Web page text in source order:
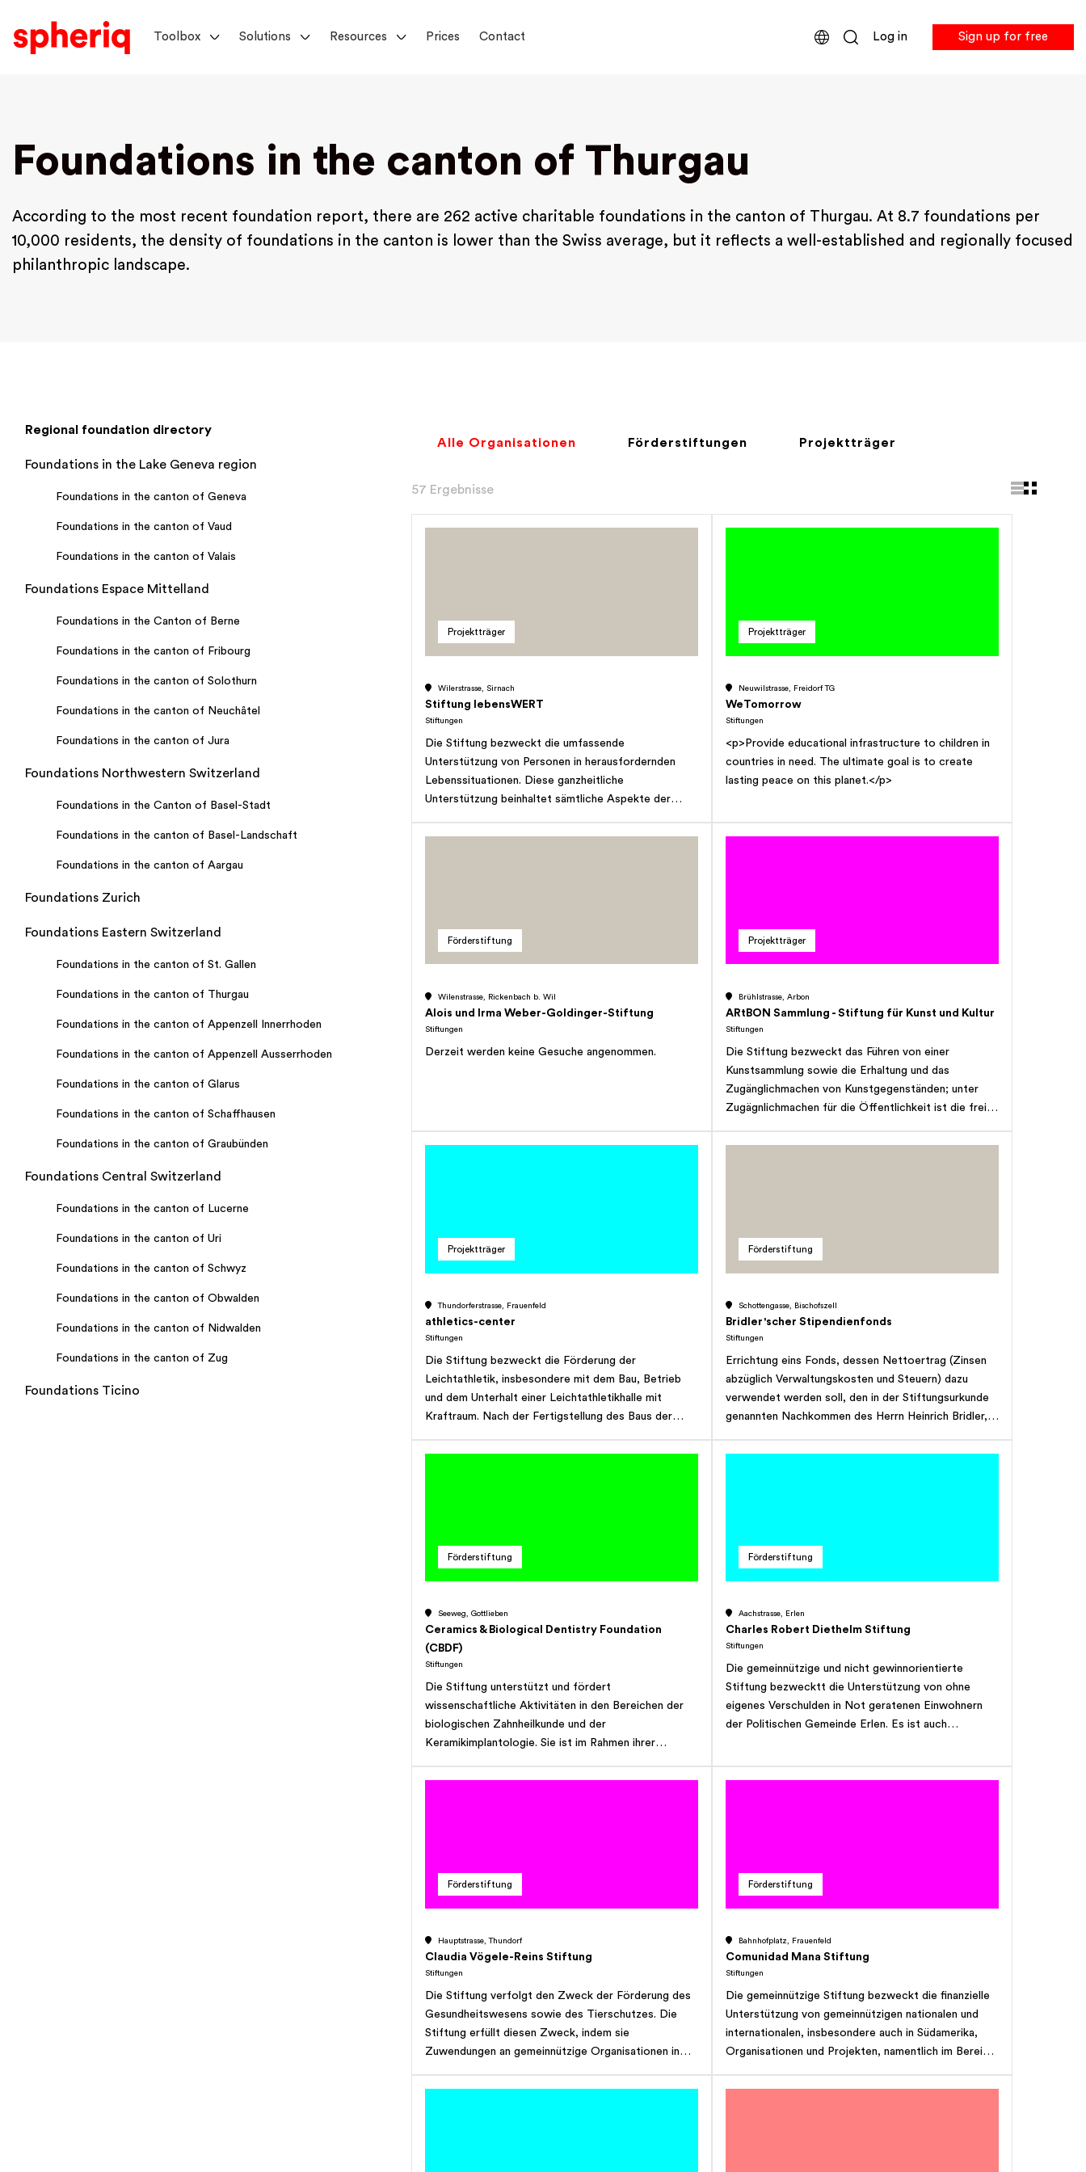
Toolbox Solutions Resources Prices Contact Log in Sign up for free
Foundations in the canton of Thurgau
According to the most recent foundation report, there are 262 active charitable foundations in the canton of Thurgau. At 8.7 foundations per
10,000 residents, the density of foundations in the canton is lower than the Swiss average, but it reflects a well-established and regionally focused
philanthropic landscape.
Regional foundation directory
Foundations in the Lake Geneva region
Foundations in the canton of Geneva
Foundations in the canton of Vaud
Foundations in the canton of Valais
Foundations Espace Mittelland
Foundations in the Canton of Berne
Foundations in the canton of Fribourg
Foundations in the canton of Solothurn
Foundations in the canton of Neuchâtel
Foundations in the canton of Jura
Foundations Northwestern Switzerland
Foundations in the Canton of Basel-Stadt
Foundations in the canton of Basel-Landschaft
Foundations in the canton of Aargau
Foundations Zurich
Foundations Eastern Switzerland
Foundations in the canton of St. Gallen
Foundations in the canton of Thurgau
Foundations in the canton of Appenzell Innerrhoden
Foundations in the canton of Appenzell Ausserrhoden
Foundations in the canton of Glarus
Foundations in the canton of Schaffhausen
Foundations in the canton of Graubünden
Foundations Central Switzerland
Foundations in the canton of Lucerne
Foundations in the canton of Uri
Foundations in the canton of Schwyz
Foundations in the canton of Obwalden
Foundations in the canton of Nidwalden
Foundations in the canton of Zug
Foundations Ticino
Alle Organisationen Förderstiftungen Projektträger
57 Ergebnisse
Projektträger
Wilerstrasse, Sirnach
Stiftung lebensWERT
Stiftungen
Die Stiftung bezweckt die umfassende
Unterstützung von Personen in herausfordernden
Lebenssituationen. Diese ganzheitliche
Unterstützung beinhaltet sämtliche Aspekte der
Wohnen, Finanzen, praktische Lebenshilfe, Freizeit
weiteren zweckmässigen Angeboten dahingehend
unterstützen, eine bestmögliche soziale Integration
in unsere Gesellschaft zu erreichen. Die Stiftung kann
Schulungsangebote für Familien anbieten,
unterstützen resp. fördern mit dem Ziel, die Familie
Gesellschaft zu stärken. Die Stiftung kann zu diesem
dazu notwendige Infrastruktur bereitstellen. Sie kann
Ostschweiz tätig.
Projektträger
Neuwilstrasse, Freidorf TG
WeTomorrow
Stiftungen
<p>Provide educational infrastructure to children in
countries in need. The ultimate goal is to create
lasting peace on this planet.</p>
Förderstiftung
Wilenstrasse, Rickenbach b. Wil
Alois und Irma Weber-Goldinger-Stiftung
Stiftungen
Derzeit werden keine Gesuche angenommen.
Projektträger
Brühlstrasse, Arbon
ARtBON Sammlung - Stiftung für Kunst und Kultur
Stiftungen
Die Stiftung bezweckt das Führen von einer
Kunstsammlung sowie die Erhaltung und das
Zugänglichmachen von Kunstgegenständen; unter
Zugägnlichmachen für die Öffentlichkeit ist die freie
Kunstsammlungen, insbesondere der Sammlung an
erweitert. Die Stiftung kann die
Sammlungsgegenstände öffentlichen Ausstellungen
als Leihgaben zur Verfügung stellen. Lässt es das
kann die Stiftung zwecks Erweiterung der Sammlung
auch weitere Standorte betreiben. Sie kann die
unter Berücksichtigung des Stiftungszweckes
Förderbeiträge für Kunst und Kultur ausgeben. Die
Stiftung hat gemeinnützigen Charakter, verfolgt
keinerlei Erwerbszweck und ist vorrangig in der
Ostschweiz tätig.
Projektträger
Thundorferstrasse, Frauenfeld
athletics-center
Stiftungen
Die Stiftung bezweckt die Förderung der
Leichtathletik, insbesondere mit dem Bau, Betrieb
und dem Unterhalt einer Leichtathletikhalle mit
Kraftraum. Nach der Fertigstellung des Baus der
deren kostengünstige Vermietung an
insbesondere aber an den LC Frauenfeld und die
Leichtathletik-Vereinigung Winterthur, die bei den
Belegungszeiten Priorität geniessen sollen. Zur
die Stiftung nachrangig auch die Vermietung der Halle
an Leichtathletikvereine anderer Regionen oder
Vereine anderer Sportarten sowie an Schulen, sofern
baulichen Eigenschaften der Halle vereinbar sind. Die
keinerlei Erwerbszweck.
Förderstiftung
Schottengasse, Bischofszell
Bridler'scher Stipendienfonds
Stiftungen
Errichtung eins Fonds, dessen Nettoertrag (Zinsen
abzüglich Verwaltungskosten und Steuern) dazu
verwendet werden soll, den in der Stiftungsurkunde
genannten Nachkommen des Herrn Heinrich Bridler,
mehr vorhanden sind, gut beleumdeten Bischofszeller
Förderstiftung
Seeweg, Gottlieben
Ceramics & Biological Dentistry Foundation
(CBDF)
Stiftungen
Die Stiftung unterstützt und fördert
wissenschaftliche Aktivitäten in den Bereichen der
biologischen Zahnheilkunde und der
Keramikimplantologie. Sie ist im Rahmen ihrer
kann insbesondere, wissenschaftliche Arbeiten und
Bereich des Stiftungszweckes herausgeben, einen
Forschungspreis ausschreiben. Sie kann ihre Tätigkeit
auf andere Bereiche ausdehnen, soweit diese mit
stehen. Die Stiftung hat den Charakter einer
Unternehmensstiftung und verfolgt keinen
Förderstiftung
Aachstrasse, Erlen
Charles Robert Diethelm Stiftung
Stiftungen
Die gemeinnützige und nicht gewinnorientierte
Stiftung bezwecktt die Unterstützung von ohne
eigenes Verschulden in Not geratenen Einwohnern
der Politischen Gemeinde Erlen. Es ist auch
Förderstiftung
Hauptstrasse, Thundorf
Claudia Vögele-Reins Stiftung
Stiftungen
Die Stiftung verfolgt den Zweck der Förderung des
Gesundheitswesens sowie des Tierschutzes. Die
Stiftung erfüllt diesen Zweck, indem sie
Zuwendungen an gemeinnützige Organisationen in
ihrerseits den Stiftungszweck erfüllen oder aber
Förderstiftung
Bahnhofplatz, Frauenfeld
Comunidad Mana Stiftung
Stiftungen
Die gemeinnützige Stiftung bezweckt die finanzielle
Unterstützung von gemeinnützigen nationalen und
internationalen, insbesondere auch in Südamerika,
Organisationen und Projekten, namentlich im Bereich
spirituellen und wirtschaftlichen Entwicklung von